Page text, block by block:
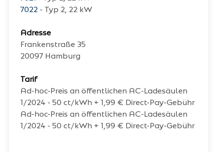
7022 - Typ 2, 22 kW
Adresse
Frankenstraße 35
20097 Hamburg
Tarif
Ad-hoc-Preis an öffentlichen AC-Ladesäulen
1/2024 - 50 ct/kWh + 1,99 € Direct-Pay-Gebühr
Ad-hoc-Preis an öffentlichen AC-Ladesäulen
1/2024 - 50 ct/kWh + 1,99 € Direct-Pay-Gebühr